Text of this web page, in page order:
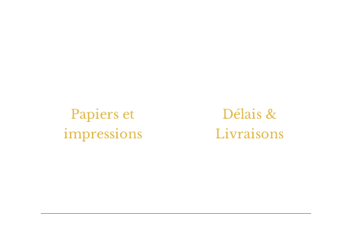
Papiers et
impressions
Délais &
Livraisons